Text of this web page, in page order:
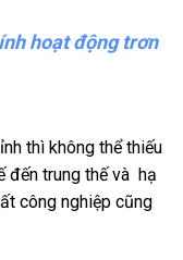
hoạt động trơn
thì không thể thiếu
đến trung thế và hạ
công nghiệp cũng